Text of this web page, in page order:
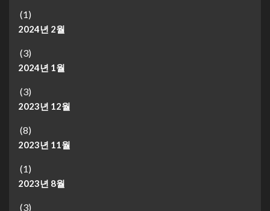
(1)
2024년 2월
(3)
2024년 1월
(3)
2023년 12월
(8)
2023년 11월
(1)
2023년 8월
(3)